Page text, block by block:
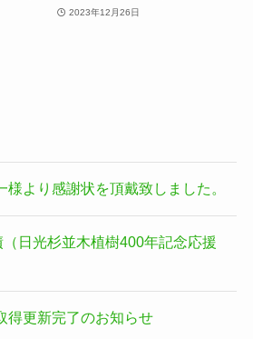
2023年12月26日
より感謝状を頂戴致しました。
日光杉並木植樹400年記念応援
得更新完了のお知らせ